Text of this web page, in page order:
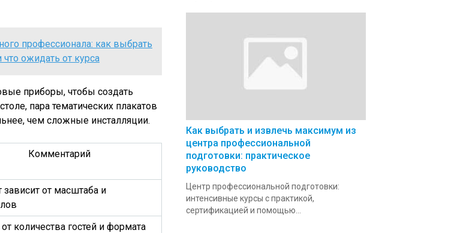
профессионала: как выбрать
ожидать от курса
приборы, чтобы создать
пара тематических плакатов
чем сложные инсталляции.
Комментарий
от масштаба и
количества гостей и формата
Как выбрать и извлечь максимум из
центра профессиональной
подготовки: практическое
руководство
Центр профессиональной подготовки:
интенсивные курсы с практикой,
сертификацией и помощью...